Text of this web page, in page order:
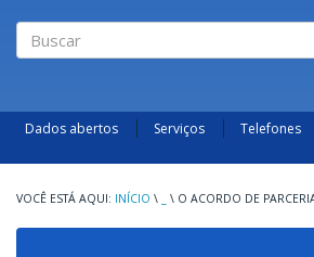
Dados abertos Serviços Telefones
INÍCIO \ \ O ACORDO DE